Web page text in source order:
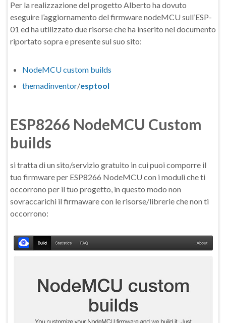
Per la realizzazione del progetto Alberto ha dovuto
eseguire l’aggiornamento del firmware nodeMCU sull’ESP-
01 ed ha utilizzato due risorse che ha inserito nel documento
riportato sopra e presente sul suo sito:
NodeMCU custom builds
themadinventor/esptool
ESP8266 NodeMCU Custom
builds
si tratta di un sito/servizio gratuito in cui puoi comporre il
tuo firmware per ESP8266 NodeMCU con i moduli che ti
occorrono per il tuo progetto, in questo modo non
sovraccarichi il firmaware con le risorse/librerie che non ti
occorrono: